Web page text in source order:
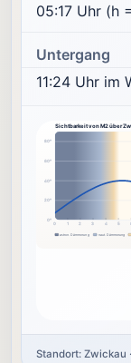
05:17 Uhr (h
Untergang
11:24 Uhr im
0°
20°
40°
60°
80°
0 1 2 3 4
Sichtbarkeit von M2 über
astron. Dämmerung naut. Dämmerung
Standort: Zwickau